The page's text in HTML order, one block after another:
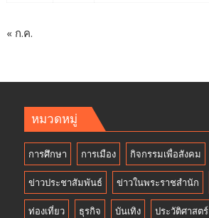
« ก.ค.
หมวดหมู่
การศึกษา การเมือง กิจกรรมเพื่อสังคม
ข่าวประชาสัมพันธ์ ข่าวในพระราชสำนัก
ท่องเที่ยว ธุรกิจ บันเทิง ประวัติศาสตร์